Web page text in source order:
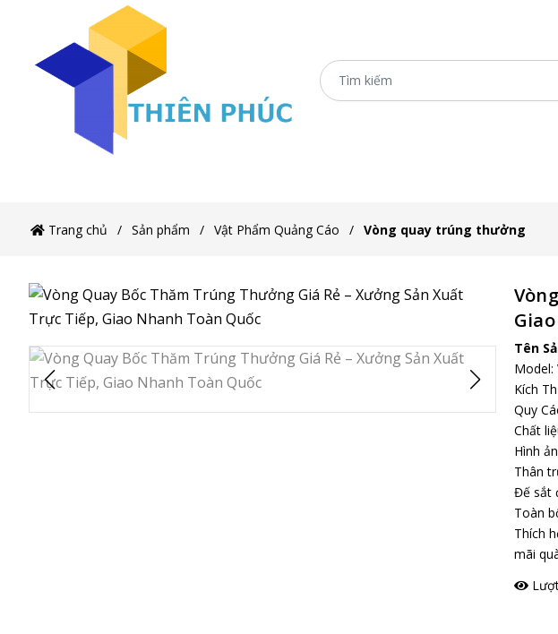
Trang chủ Sản phẩm Vật Phẩm Quảng Cáo Vòng quay trúng thưởng
Tên
Model:
Kích
Quy
Chất
Hình
Thân
Đế sắt
Toàn
Thích
mãi